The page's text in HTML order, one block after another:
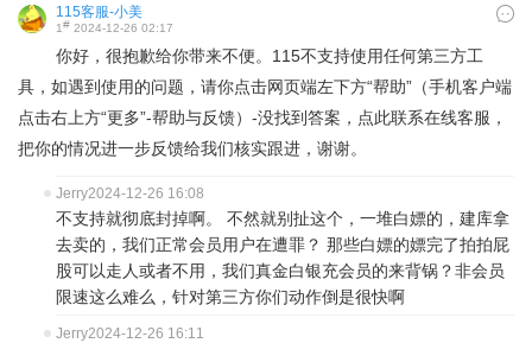
115客服-小美
1# 2024-12-26 02:17
你好，很抱歉给你带来不便。115不支持使用任何第三方工
具，如遇到使用的问题，请你点击网页端左下方“帮助”（手机客户端
点击右上方“更多”-帮助与反馈）-没找到答案，点此联系在线客服，
把你的情况进一步反馈给我们核实跟进，谢谢。
Jerry2024-12-26 16:08
不支持就彻底封掉啊。 不然就别扯这个，一堆白嫖的，建库拿
去卖的，我们正常会员用户在遭罪？ 那些白嫖的嫖完了拍拍屁
股可以走人或者不用，我们真金白银充会员的来背锅？非会员
限速这么难么，针对第三方你们动作倒是很快啊
Jerry2024-12-26 16:11